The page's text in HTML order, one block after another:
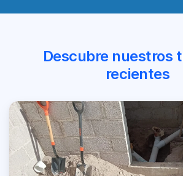
Descubre nuestros
recientes